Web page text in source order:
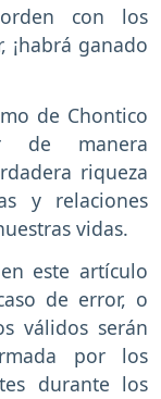
con los
ganado
de Chontico
de manera
riqueza
y relaciones
vidas.
este artículo
de error, o
válidos serán
por los
durante los